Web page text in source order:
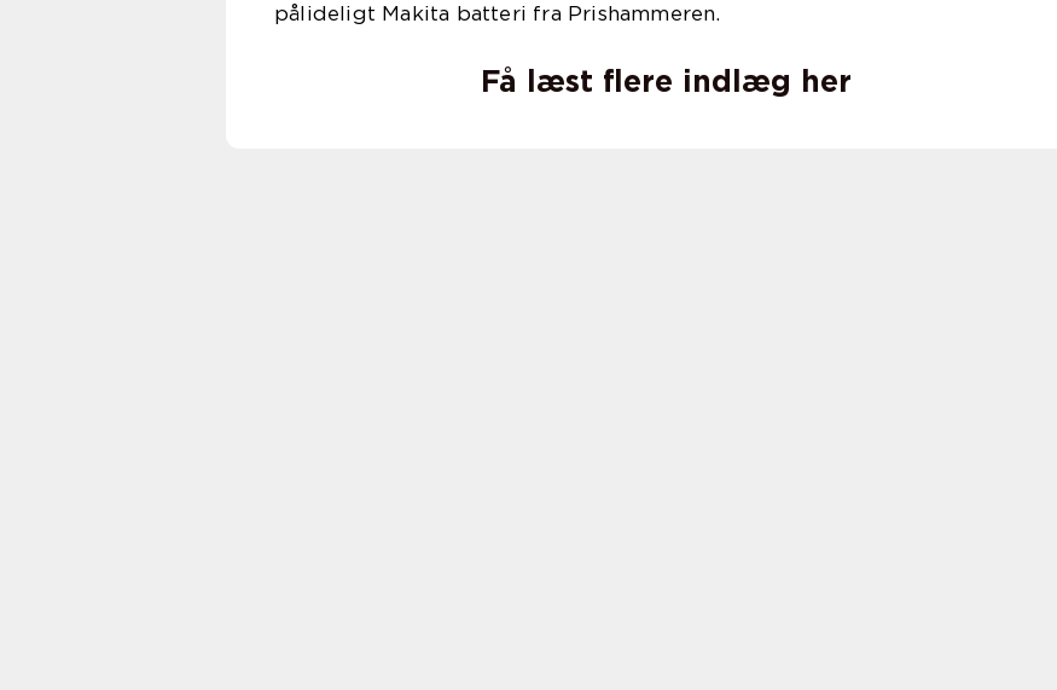
pålideligt Makita batteri fra Prishammeren.
Få læst flere indlæg her